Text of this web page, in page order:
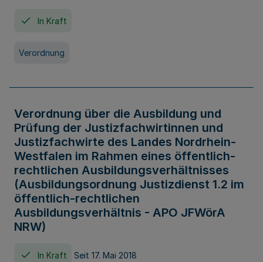
In Kraft
Verordnung
Verordnung über die Ausbildung und
Prüfung der Justizfachwirtinnen und
Justizfachwirte des Landes Nordrhein-
Westfalen im Rahmen eines öffentlich-
rechtlichen Ausbildungsverhältnisses
(Ausbildungsordnung Justizdienst 1.2 im
öffentlich-rechtlichen
Ausbildungsverhältnis - APO JFWörA
NRW)
In Kraft Seit 17. Mai 2018